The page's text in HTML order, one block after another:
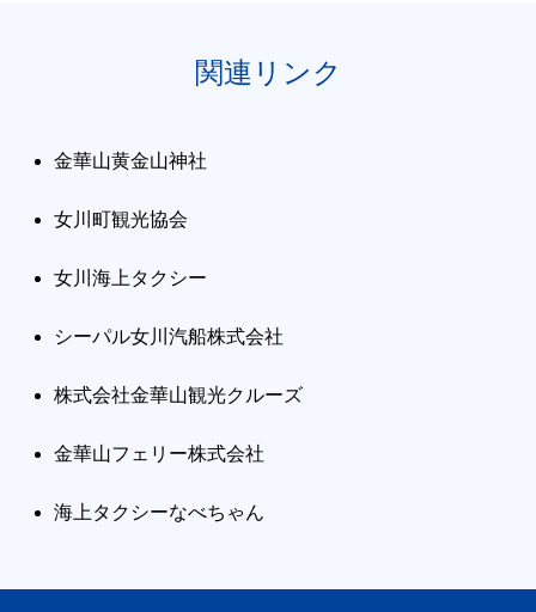
関連リンク
金華山黄金山神社
女川町観光協会
女川海上タクシー
シーパル女川汽船株式会社
株式会社金華山観光クルーズ
金華山フェリー株式会社
海上タクシーなべちゃん